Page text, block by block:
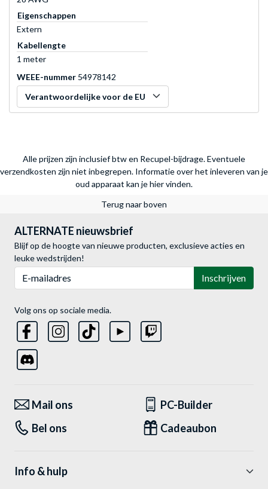
Eigenschappen
Extern
Kabellengte
1 meter
WEEE-nummer 54978142
Verantwoordelijke voor de EU
Alle prijzen zijn inclusief btw en Recupel-bijdrage. Eventuele
verzendkosten zijn niet inbegrepen. Informatie over het inleveren van je
oud apparaat kan je hier vinden.
Terug naar boven
ALTERNATE nieuwsbrief
Blijf op de hoogte van nieuwe producten, exclusieve acties en
leuke wedstrijden!
Inschrijven
Volg ons op sociale media.
Mail ons
PC-Builder
Bel ons
Cadeaubon
Info & hulp